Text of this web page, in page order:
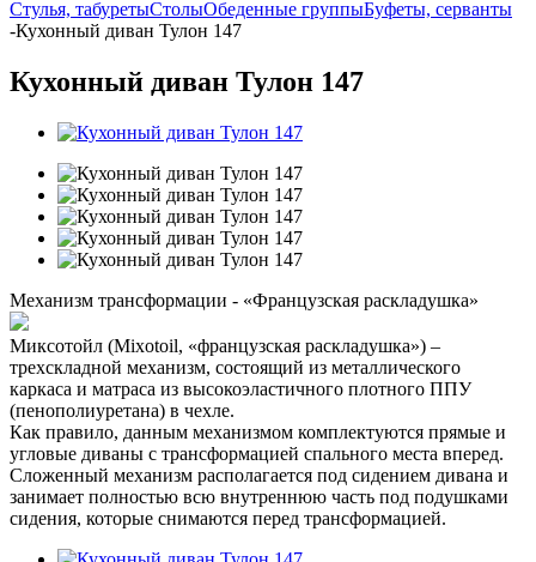
Стулья, табуретыСтолыОбеденные группыБуфеты, серванты
-Кухонный диван Тулон 147
Кухонный диван Тулон 147
Механизм трансформации - «Французская раскладушка»
Миксотойл (Mixotoil, «французская раскладушка») –
трехскладной механизм, состоящий из металлического
каркаса и матраса из высокоэластичного плотного ППУ
(пенополиуретана) в чехле.
Как правило, данным механизмом комплектуются прямые и
угловые диваны с трансформацией спального места вперед.
Сложенный механизм располагается под сидением дивана и
занимает полностью всю внутреннюю часть под подушками
сидения, которые снимаются перед трансформацией.